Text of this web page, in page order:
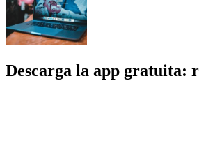
Descarga la app gratuita: